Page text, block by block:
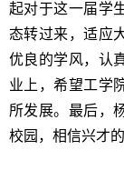
起对于这一届学
态转过来，适应
优良的学风，认
业上，希望工学
所发展。最后，
校园，相信兴才